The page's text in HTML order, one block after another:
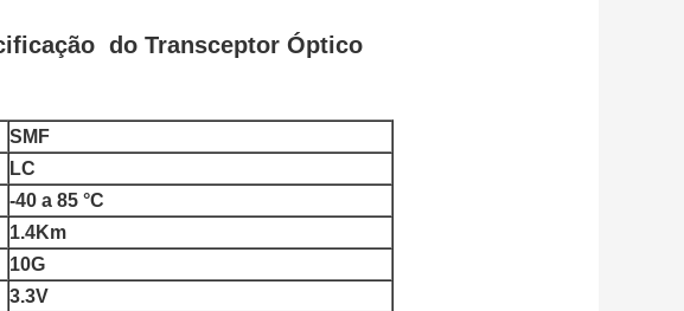
do Transceptor Óptico
SMF
LC
-40 a 85 °C
1.4Km
10G
3.3V